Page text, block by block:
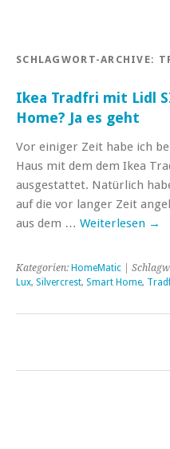
SCHLAGWORT-ARCHIVE:
Ikea Tradfri mit Lidl
Home? Ja es geht
Vor einiger Zeit habe ich
Haus mit dem dem Ikea
ausgestattet. Natürlich
auf die vor langer Zeit
aus dem … Weiterlesen →
Kategorien: HomeMatic |
Lux, Silvercrest, Smart Home,